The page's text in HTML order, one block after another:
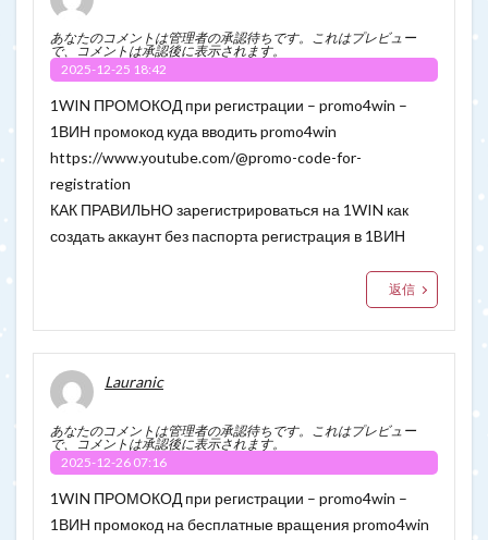
あなたのコメントは管理者の承認待ちです。これはプレビュー
で、コメントは承認後に表示されます。
2025-12-25 18:42
1WIN ПРОМОКОД при регистрации – promo4win –
1ВИН промокод куда вводить promo4win
https://www.youtube.com/@promo-code-for-
registration
КАК ПРАВИЛЬНО зарегистрироваться на 1WIN как
создать аккаунт без паспорта регистрация в 1BИН
返信
Lauranic
あなたのコメントは管理者の承認待ちです。これはプレビュー
で、コメントは承認後に表示されます。
2025-12-26 07:16
1WIN ПРОМОКОД при регистрации – promo4win –
1ВИН промокод на бесплатные вращения promo4win